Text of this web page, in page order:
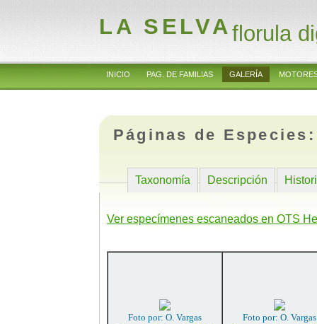
LA SELVAflorula
INICIO PAG. DE FAMILIAS GALERÍA
Páginas de
Taxonomía Descripción
Ver especímenes escaneados en OTS
Foto por: O. Vargas
Foto por: O. Vargas